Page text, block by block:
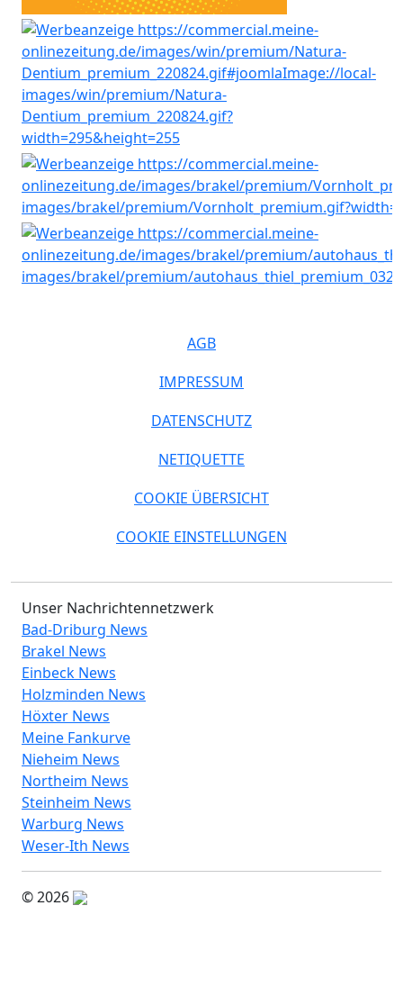
AGB
IMPRESSUM
DATENSCHUTZ
NETIQUETTE
COOKIE ÜBERSICHT
COOKIE EINSTELLUNGEN
Unser Nachrichtennetzwerk
Bad-Driburg News
Brakel News
Einbeck News
Holzminden News
Höxter News
Meine Fankurve
Nieheim News
Northeim News
Steinheim News
Warburg News
Weser-Ith News
© 2026